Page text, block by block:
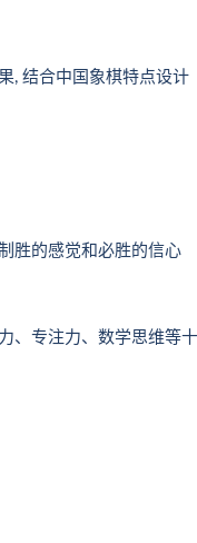
结合中国象棋特点设计
的感觉和必胜的信心
专注力、数学思维等